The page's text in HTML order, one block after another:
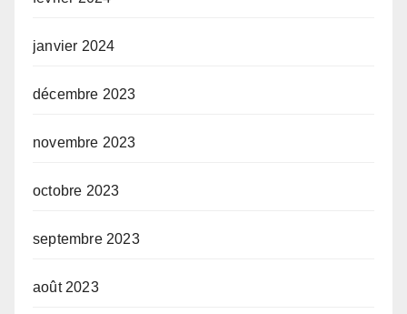
janvier 2024
décembre 2023
novembre 2023
octobre 2023
septembre 2023
août 2023